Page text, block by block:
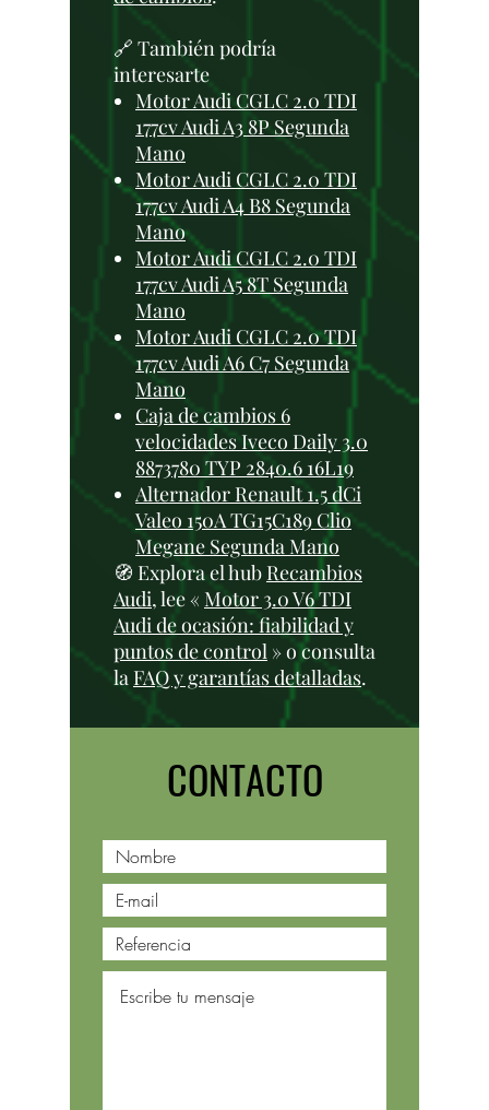
🔗 También podría
interesarte
Motor Audi CGLC 2.0 TDI
177cv Audi A3 8P Segunda
Mano
Motor Audi CGLC 2.0 TDI
177cv Audi A4 B8 Segunda
Mano
Motor Audi CGLC 2.0 TDI
177cv Audi A5 8T Segunda
Mano
Motor Audi CGLC 2.0 TDI
177cv Audi A6 C7 Segunda
Mano
Caja de cambios 6
velocidades Iveco Daily 3.0
8873780 TYP 2840.6 16L19
Alternador Renault 1.5 dCi
Valeo 150A TG15C189 Clio
Megane Segunda Mano
🧭 Explora el hub Recambios
Audi, lee « Motor 3.0 V6 TDI
Audi de ocasión: fiabilidad y
puntos de control » o consulta
la FAQ y garantías detalladas.
CONTACTO